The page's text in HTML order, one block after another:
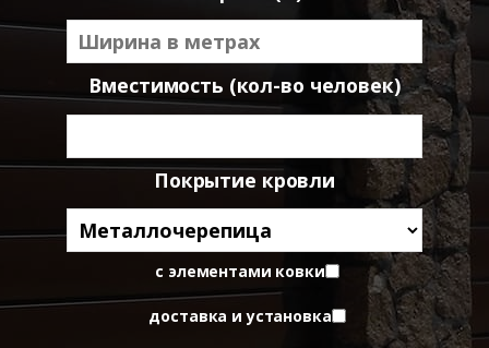
Вместимость (кол-во человек)
Покрытие кровли
с элементами ковки
доставка и установка